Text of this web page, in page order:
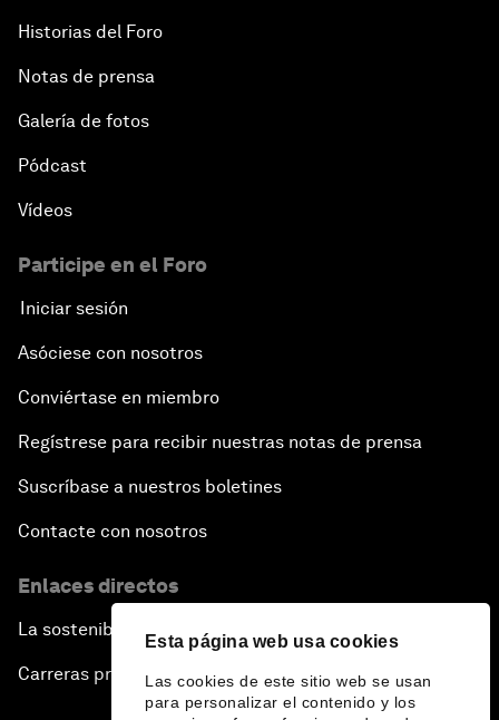
Esta página web usa cookies
Las cookies de este sitio web se usan
para personalizar el contenido y los
Historias del Foro
Notas de prensa
Galería de fotos
Pódcast
Vídeos
Participe en el Foro
Iniciar sesión
Asóciese con nosotros
Conviértase en miembro
Regístrese para recibir nuestras notas de prensa
Suscríbase a nuestros boletines
Contacte con nosotros
Enlaces directos
La sostenibilidad en el Foro
Carreras profesionales